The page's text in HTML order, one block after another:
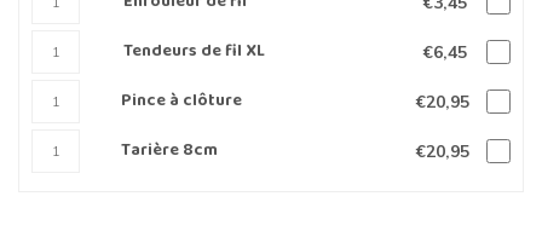
Tendeurs de fil XL €6,45
Pince à clôture €20,95
Tarière 8cm €20,95